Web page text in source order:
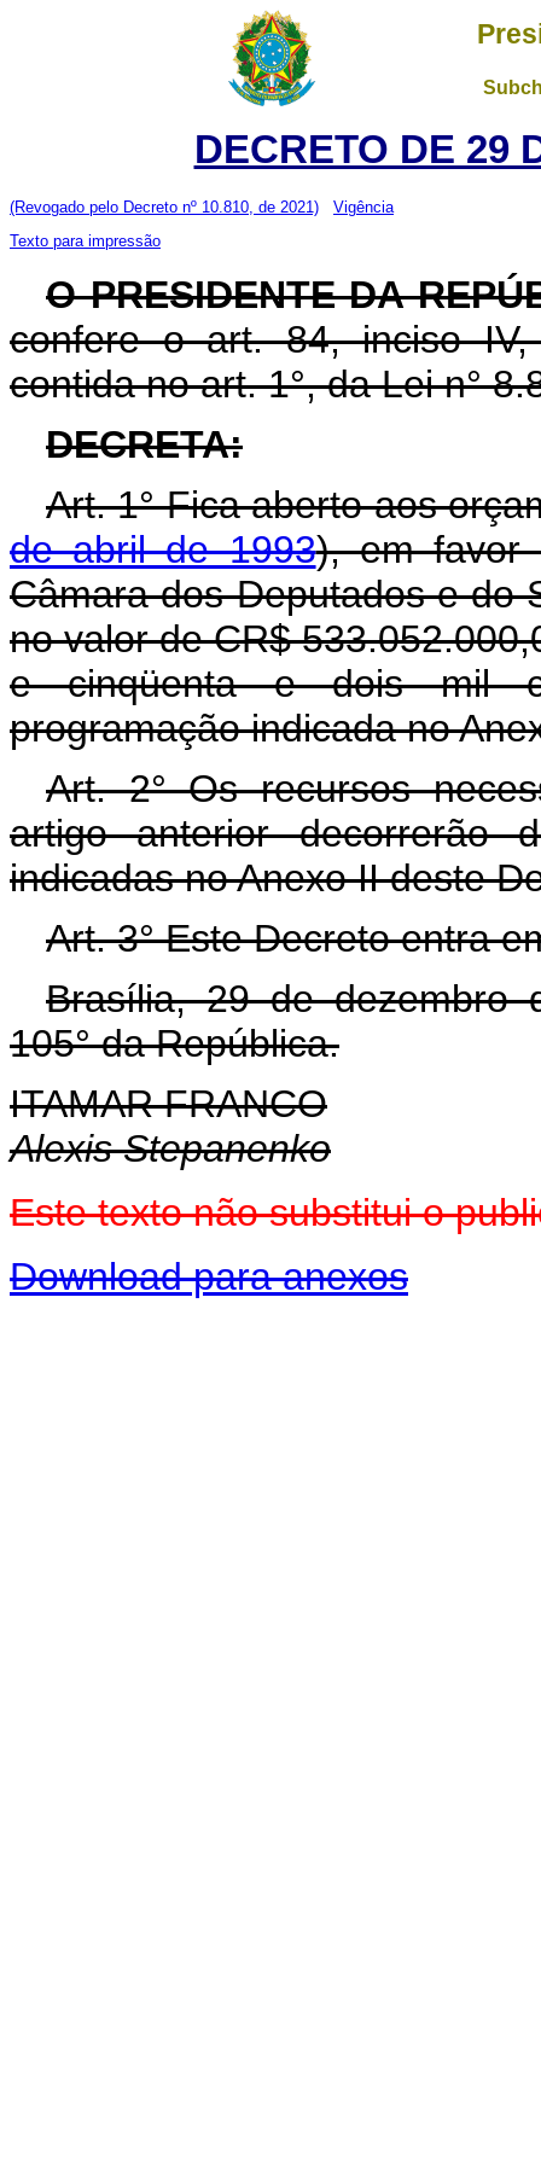
DECRETO DE 29
(Revogado pelo Decreto nº 10.810, de 2021)
Vigência
Texto para impressão
O PRESIDENTE DA
confere o art. 84, inciso
contida no art. 1°, da Lei n°
DECRETA:
Art. 1° Fica aberto aos
de abril de 1993), em favor
Câmara dos Deputados e do
no valor de CR$
e cinqüenta e dois mil
programação indicada no
Art. 2° Os recursos
artigo anterior decorrerão
indicadas no Anexo II deste
Art. 3° Este Decreto entra
Brasília, 29 de dezembro
105° da República.
ITAMAR FRANCO
Alexis Stepanenko
Este texto não substitui o
Download para anexos